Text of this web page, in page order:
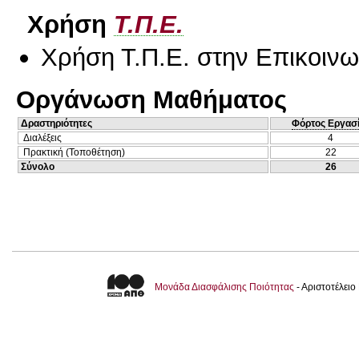
Χρήση Τ.Π.Ε.
Χρήση Τ.Π.Ε. στην
Οργάνωση Μαθήματος
Δραστηριότητες
Φόρτος
Διαλέξεις
4
Πρακτική (Τοποθέτηση)
22
Σύνολο
26
Μονάδα Διασφάλισης Ποιότητας -